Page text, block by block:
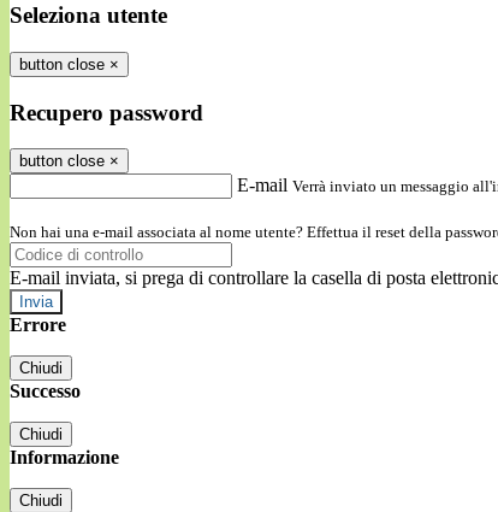
Seleziona utente
button close ×
Recupero password
button close ×
E-mail Verrà inviato un messaggio
Non hai una e-mail associata al nome utente? Effettua il reset della
E-mail inviata, si prega di controllare la casella di posta
Errore
Chiudi
Successo
Chiudi
Informazione
Chiudi